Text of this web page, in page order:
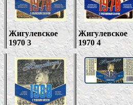
Жигулевское
1970 3
Жигулевское
1970 4